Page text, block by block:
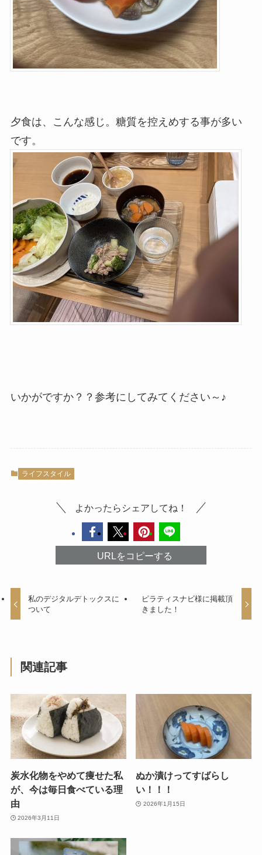
夕食は、こんな感じ。糖質を控えめする事が多い
です。
いかがですか？？参考にしてみてください～♪
ライフスタイル
よかったらシェアしてね！
URLをコピーする
私のデジタルデトックスに
ついて
ピラティスナビ様に掲載頂
きました！
関連記事
炭水化物をやめて痩せた私
が、今は毎日食べている理
由
2026年3月11日
ぬか漬けってすばらし
い！！！
2026年1月15日